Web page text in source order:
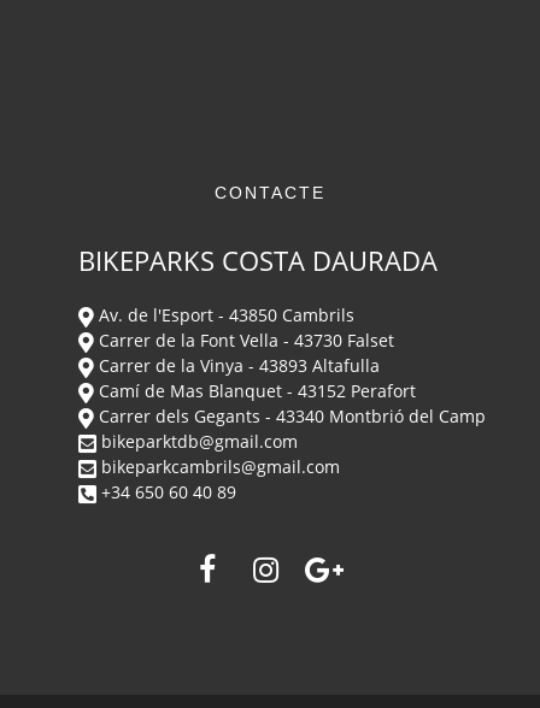
CONTACTE
BIKEPARKS COSTA DAURADA
Av. de l'Esport - 43850 Cambrils
Carrer de la Font Vella - 43730 Falset
Carrer de la Vinya - 43893 Altafulla
Camí de Mas Blanquet - 43152 Perafort
Carrer dels Gegants - 43340 Montbrió del Camp
bikeparktdb@gmail.com
bikeparkcambrils@gmail.com
+34 650 60 40 89